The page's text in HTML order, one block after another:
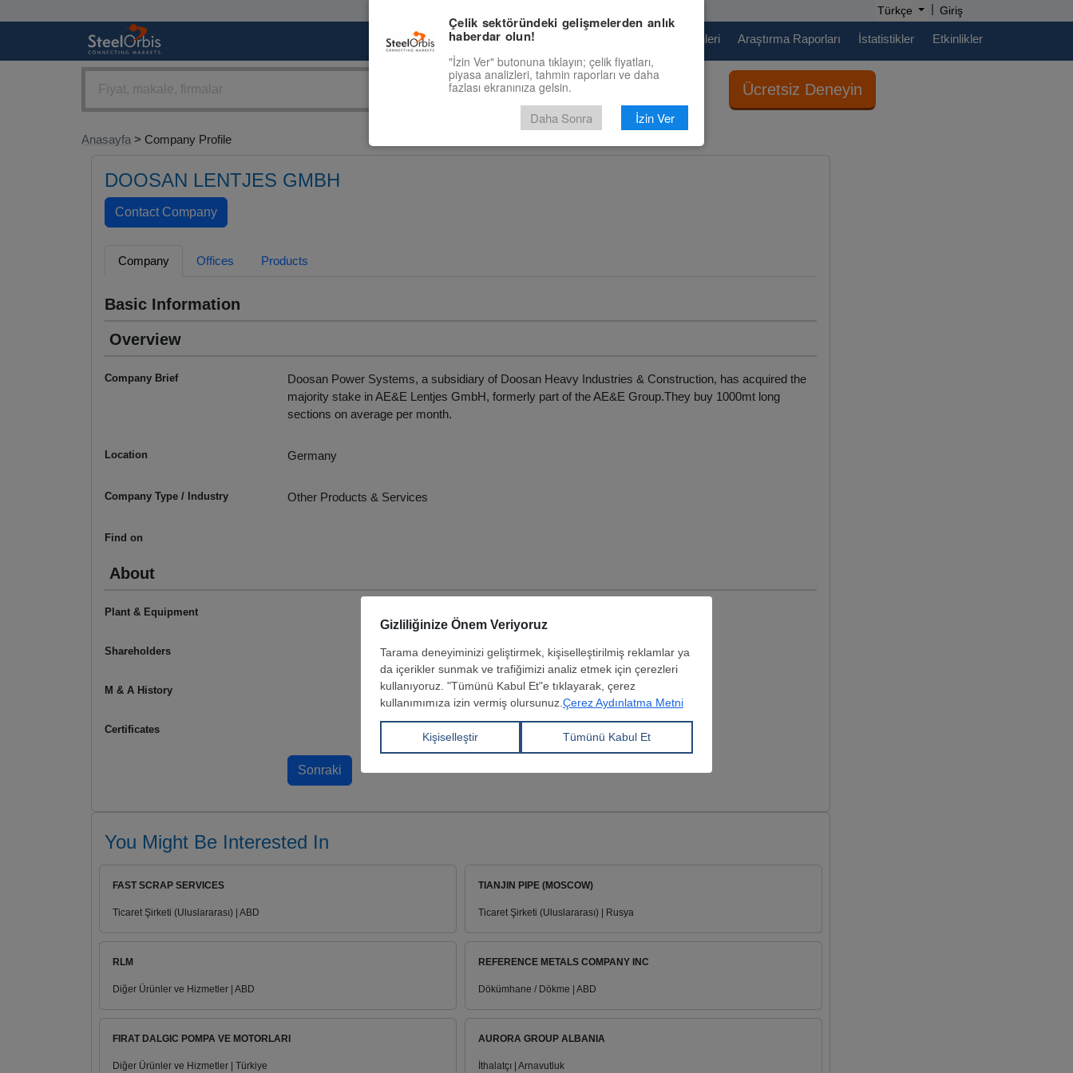
Türkçe | Giriş
Pazaryeri Fiyat Tahminleri Araştırma Raporları İstatistikler Etkinlikler
Ücretsiz Deneyin
Anasayfa > Company Profile
DOOSAN LENTJES GMBH
Company Offices Products
Basic Information
Overview
Company Brief
Doosan Power Systems, a subsidiary of Doosan Heavy Industries & Construction, has acquired the
majority stake in AE&E Lentjes GmbH, formerly part of the AE&E Group.They buy 1000mt long
sections on average per month.
Location Germany
Company Type / Industry Other Products & Services
Find on
About
Plant & Equipment
Shareholders
M & A History
Certificates
You Might Be Interested In
FAST SCRAP SERVICES
Ticaret Şirketi (Uluslararası) | ABD
TIANJIN PIPE (MOSCOW)
Ticaret Şirketi (Uluslararası) | Rusya
RLM
Diğer Ürünler ve Hizmetler | ABD
REFERENCE METALS COMPANY INC
Dökümhane / Dökme | ABD
FIRAT DALGIC POMPA VE MOTORLARI
Diğer Ürünler ve Hizmetler | Türkiye
AURORA GROUP ALBANIA
İthalatçı | Arnavutluk
Çelik sektöründeki gelişmelerden anlık
haberdar olun!
"İzin Ver" butonuna tıklayın; çelik fiyatları,
piyasa analizleri, tahmin raporları ve daha
fazlası ekranınıza gelsin.
Daha Sonra İzin Ver